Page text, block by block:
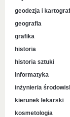
geodezja i
geografia
grafika
historia
historia sztuki
informatyka
inżynieria
kierunek lekarski
kosmetologia